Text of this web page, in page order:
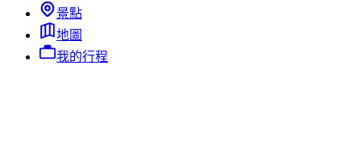
景點
地圖
我的行程